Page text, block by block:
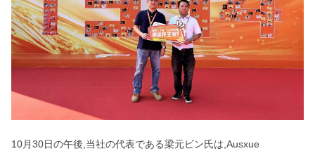
10月30日の午後,当社の代表である梁元ビン氏は,Ausxue